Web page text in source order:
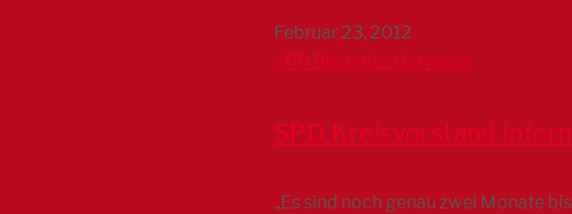
Februar 23, 2012
SPD Biederitz-Gerwisch
SPD Kreisvorstand
„Es sind noch genau zwei Monate